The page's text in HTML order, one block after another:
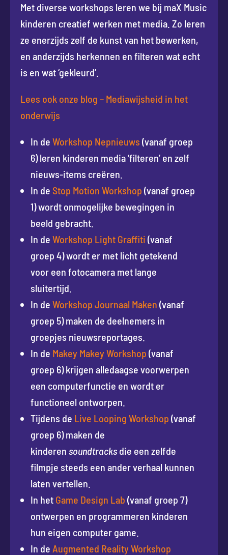
Met diverse workshops leren we bij maX Music
kinderen creatief werken met media. Zo leren
ze enerzijds zelf de kunst van het bewerken,
en anderzijds herkennen en filteren wat echt
is en wat ‘gekleurd’.
Lees ook onze blog – Mediawijsheid in het
onderwijs
In de Workshop Nepnieuws (vanaf groep
6) leren kinderen media ‘filteren’ en zelf
nieuws-items creëren.
In de Stop Motion Workshop (vanaf groep
1) wordt onmogelijke bewegingen in
beeld gebracht.
In de Workshop Light Graffiti (vanaf
groep 4) wordt er met licht getekend
voor een fotocamera met lange
sluitertijd.
In de Workshop Journaal Maken (vanaf
groep 5) maken de deelnemers in
groepjes nieuwsreportages.
In de Makey Makey Workshop (vanaf
groep 6) krijgen alledaagse voorwerpen
een computerfunctie en wordt er
functioneel ontworpen.
Tijdens de Live Looping Workshop (vanaf
groep 6) maken de
kinderen soundtracksdie een zelfde
filmpje steeds een ander verhaal kunnen
laten vertellen.
In het Game Design Lab (vanaf groep 7)
ontwerpen en programmeren kinderen
hun eigen computer game.
In de Augmented Reality Workshop